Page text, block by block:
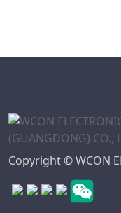
Copyright © WCON